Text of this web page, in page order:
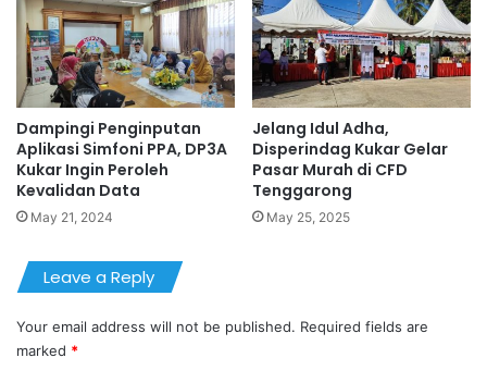
Dampingi Penginputan
Aplikasi Simfoni PPA, DP3A
Kukar Ingin Peroleh
Kevalidan Data
May 21, 2024
Jelang Idul Adha,
Disperindag Kukar Gelar
Pasar Murah di CFD
Tenggarong
May 25, 2025
Leave a Reply
Your email address will not be published. Required fields are
marked *